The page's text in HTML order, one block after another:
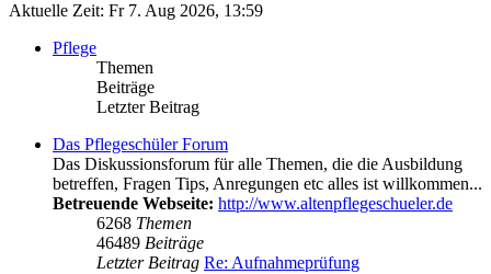
Aktuelle Zeit: Fr 7. Aug 2026, 13:59
Pflege
Themen
Beiträge
Letzter Beitrag
Das Pflegeschüler Forum
Das Diskussionsforum für alle Themen, die die Ausbildung
betreffen, Fragen Tips, Anregungen etc alles ist willkommen...
Betreuende Webseite: http://www.altenpflegeschueler.de
6268 Themen
46489 Beiträge
Letzter Beitrag Re: Aufnahmeprüfung